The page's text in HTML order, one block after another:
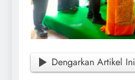
Dengarkan Artikel Ini